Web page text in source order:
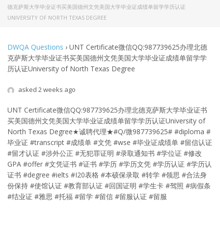
德克萨斯大学毕业证书买美国德州文凭美国大学毕业证成绩单留学学历认证
UNIVERSITY OF NORTH TEXAS DEGREE
DWQA Questions › UNT Certificate微信QQ:987739625办理北德
克萨斯大学毕业证书买美国德州文凭美国大学毕业证成绩单留学学
历认证University of North Texas Degree
asked 2 weeks ago
UNT Certificate微信QQ:987739625办理北德克萨斯大学毕业证书
买美国德州文凭美国大学毕业证成绩单留学学历认证University of
North Texas Degree★诚聘代理★#Q/微987739625# #diploma #
毕业证 #transcript #成绩单 #文凭 #wse #毕业证成绩单 #留信认证
#留才认证 #涉外公正 #无犯罪证明 #录取通知书 #学位证 #修改
GPA #offer #文凭证书 #证书 #学历 #学历文凭 #学历认证 #学历认
证书 #degree #ielts #I20表格 #本硕保录取 #转学 #领思 #合法身
份保持 #使馆认证 #教育部认证 #回国证明 #学生卡 #驾照 #病假条
#结业证 #雅思 #托福 #留学 #留信 #留服认证 #留服